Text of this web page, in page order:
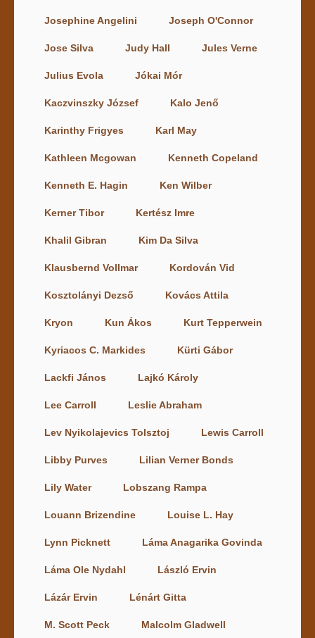
Josephine Angelini Joseph O'Connor
Jose Silva Judy Hall Jules Verne
Julius Evola Jókai Mór
Kaczvinszky József Kalo Jenő
Karinthy Frigyes Karl May
Kathleen Mcgowan Kenneth Copeland
Kenneth E. Hagin Ken Wilber
Kerner Tibor Kertész Imre
Khalil Gibran Kim Da Silva
Klausbernd Vollmar Kordován Vid
Kosztolányi Dezső Kovács Attila
Kryon Kun Ákos Kurt Tepperwein
Kyriacos C. Markides Kürti Gábor
Lackfi János Lajkó Károly
Lee Carroll Leslie Abraham
Lev Nyikolajevics Tolsztoj Lewis Carroll
Libby Purves Lilian Verner Bonds
Lily Water Lobszang Rampa
Louann Brizendine Louise L. Hay
Lynn Picknett Láma Anagarika Govinda
Láma Ole Nydahl László Ervin
Lázár Ervin Lénárt Gitta
M. Scott Peck Malcolm Gladwell